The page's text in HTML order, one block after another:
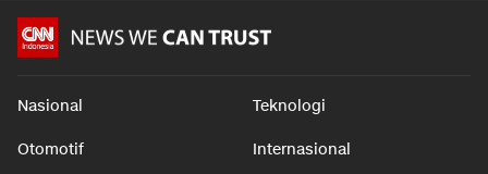
Nasional Teknologi
Otomotif Internasional